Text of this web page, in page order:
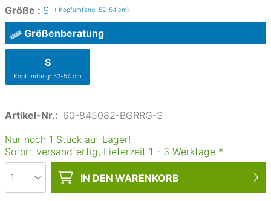
Größe : S ( Kopfumfang: 52-54 cm)
Größenberatung
S
Kopfumfang: 52-54 cm
Artikel-Nr.: 60-845082-BGRRG-S
Nur noch 1 Stück auf Lager!
Sofort versandfertig, Lieferzeit 1 - 3 Werktage *
IN DEN WARENKORB